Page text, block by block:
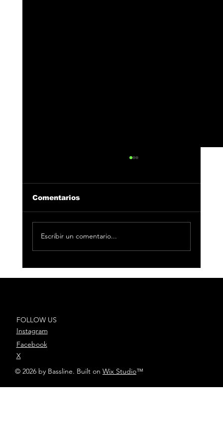
Comentarios
Escribir un comentario...
FOLLOW US
Instagram
Facebook
X
© 2026 by Bassline. Built on Wix Studio™